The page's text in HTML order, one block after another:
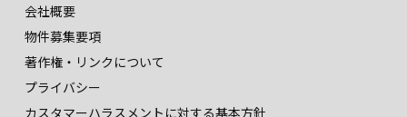
会社概要
物件募集要項
著作権・リンクについて
プライバシー
カスタマーハラスメントに対する基本方針